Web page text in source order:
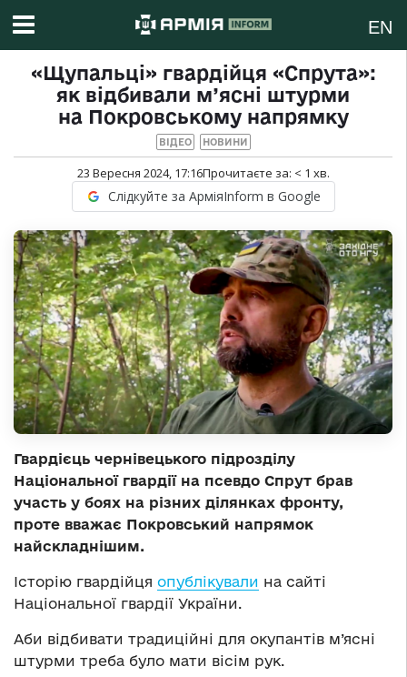
EN
«Щупальці» гвардійця «Спрута»:
як відбивали м’ясні штурми
на Покровському напрямку
ВІДЕО НОВИНИ
23 Вересня 2024, 17:16Прочитаєте за: < 1 хв.
Слідкуйте за АрміяInform в Google
Гвардієць чернівецького підрозділу
Національної гвардії на псевдо Спрут брав
участь у боях на різних ділянках фронту,
проте вважає Покровський напрямок
найскладнішим.
Історію гвардійця опублікували на сайті
Національної гвардії України.
Аби відбивати традиційні для окупантів м’ясні
штурми треба було мати вісім рук.